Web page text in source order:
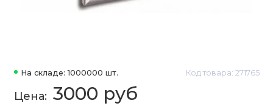
На складе: 1000000 шт. Код товара: 271765
3000 руб